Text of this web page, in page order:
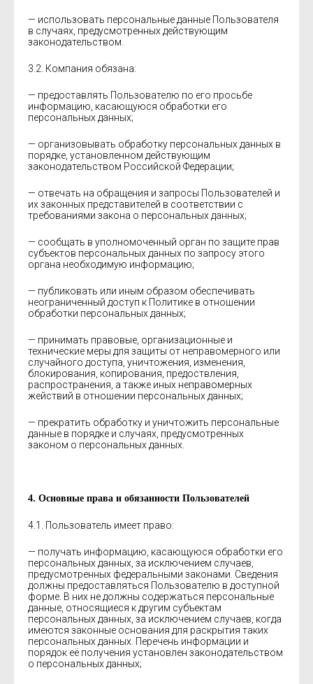
— использовать персональные данные Пользователя
в случаях, предусмотренных действующим
законодательством.
3.2. Компания обязана:
— предоставлять Пользователю по его просьбе
информацию, касающуюся обработки его
персональных данных;
— организовывать обработку персональных данных в
порядке, установленном действующим
законодательством Российской Федерации;
— отвечать на обращения и запросы Пользователей и
их законных представителей в соответствии с
требованиями закона о персональных данных;
— сообщать в уполномоченный орган по защите прав
субъектов персональных данных по запросу этого
органа необходимую информацию;
— публиковать или иным образом обеспечивать
неограниченный доступ к Политике в отношении
обработки персональных данных;
— принимать правовые, организационные и
технические меры для защиты от неправомерного или
случайного доступа, уничтожения, изменения,
блокирования, копирования, предоствления,
распространения, а также иных неправомерных
жействий в отношении персональных данных;
— прекратить обработку и уничтожить персональные
данные в порядке и случаях, предусмотренных
законом о персональных данных.
4. Основные права и обязанности Пользователей
4.1. Пользователь имеет право:
— получать информацию, касающуюся обработки его
персональных данных, за исключением случаев,
предусмотренных федеральными законами. Сведения
должны предоставляться Пользователю в доступной
форме. В них не должны содержаться персональные
данные, относящиеся к другим субъектам
персональных данных, за исключением случаев, когда
имеются законные основания для раскрытия таких
персональных данных. Перечень информации и
порядок её получения установлен законодательством
о персональных данных;